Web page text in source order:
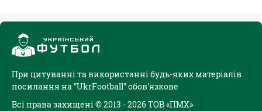
При цитуванні та використанні будь-яких матеріалів
посилання на "UkrFootball" обов'язкове
Всі права захищені © 2013 - 2026 ТОВ «ПМХ»